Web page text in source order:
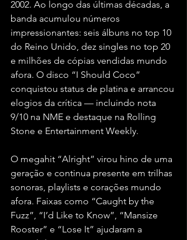
2002. Ao longo das últimas décadas, a
banda acumulou números
impressionantes: seis álbuns no top 10
do Reino Unido, dez singles no top 20
e milhões de cópias vendidas mundo
afora. O disco “I Should Coco”
conquistou status de platina e arrancou
elogios da crítica — incluindo nota
9/10 na NME e destaque na Rolling
Stone e Entertainment Weekly.
O megahit “Alright” virou hino de uma
geração e continua presente em trilhas
sonoras, playlists e corações mundo
afora. Faixas como “Caught by the
Fuzz”, “I’d Like to Know”, “Mansize
Rooster” e “Lose It” ajudaram a